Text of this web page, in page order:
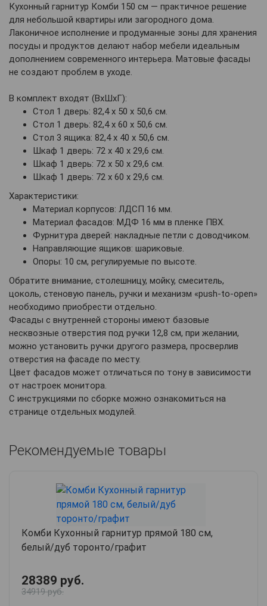
Кухонный гарнитур Комби 150 см — практичное решение
для небольшой квартиры или загородного дома.
Лаконичное исполнение и продуманные зоны для хранения
посуды и продуктов делают набор мебели идеальным
дополнением современного интерьера. Матовые фасады
не создают проблем в уходе.
В комплект входят (ВхШхГ):
Стол 1 дверь: 82,4 х 50 х 50,6 см.
Стол 1 дверь: 82,4 х 60 х 50,6 см.
Стол 3 ящика: 82,4 х 40 х 50,6 см.
Шкаф 1 дверь: 72 х 40 х 29,6 см.
Шкаф 1 дверь: 72 х 50 х 29,6 см.
Шкаф 1 дверь: 72 х 60 х 29,6 см.
Характеристики:
Материал корпусов: ЛДСП 16 мм.
Материал фасадов: МДФ 16 мм в пленке ПВХ.
Фурнитура дверей: накладные петли с доводчиком.
Направляющие ящиков: шариковые.
Опоры: 10 см, регулируемые по высоте.
Обратите внимание, столешницу, мойку, смеситель,
цоколь, стеновую панель, ручки и механизм «push-to-open»
необходимо приобрести отдельно.
Фасады с внутренней стороны имеют базовые
несквозные отверстия под ручки 12,8 см, при желании,
можно установить ручки другого размера, просверлив
отверстия на фасаде по месту.
Цвет фасадов может отличаться по тону в зависимости
от настроек монитора.
С инструкциями по сборке можно ознакомиться на
странице отдельных модулей.
Рекомендуемые товары
Комби Кухонный гарнитур прямой 180 см,
белый/дуб торонто/графит
28389 руб.
34919 руб.